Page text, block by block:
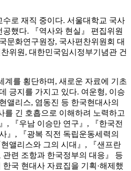
로 재직 중이다. 서울대학교 국사
했다. 『역사와 현실』 편집위원
문화연구원장, 국사편찬위원회 대
위원, 대한민국임시정부기념관 건
계를 횡단하며, 새로운 자료에 기초
긍지를 가지고 있다. 여운형, 이승
앨리스, 염동진 등 한국현대사의
를 긴 호흡으로 이해하려 노력하고
, 『우남 이승만 연구』, 『한국전
』, 『광복 직전 독립운동세력의
앨리스와 그의 시대』, 『샌프란
련 조항과 한국정부의 대응』 등
국 현대사 자료집을 기획·해제했